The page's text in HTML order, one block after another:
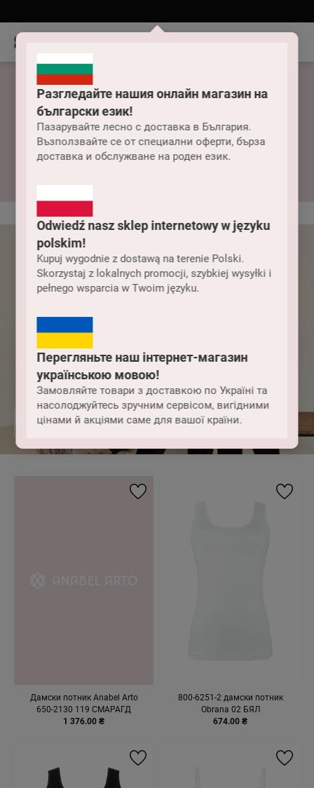
Разгледайте нашия онлайн магазин на
български език!
Пазарувайте лесно с доставка в България.
Възползвайте се от специални оферти, бърза
доставка и обслужване на роден език.
Odwiedź nasz sklep internetowy w języku
polskim!
Kupuj wygodnie z dostawą na terenie Polski.
Skorzystaj z lokalnych promocji, szybkiej wysyłki i
pełnego wsparcia w Twoim języku.
Перегляньте наш інтернет-магазин
українською мовою!
Замовляйте товари з доставкою по Україні та
насолоджуйтесь зручним сервісом, вигідними
цінами й акціями саме для вашої країни.
Дамска тениска
Velour
ЦЯЛАТА КОЛЕКЦИЯ
Дамски потник Anabel Arto
650-2130 119 СМАРАГД
1 376.00 ₴
800-6251-2 дамски потник
Obrana 02 БЯЛ
674.00 ₴